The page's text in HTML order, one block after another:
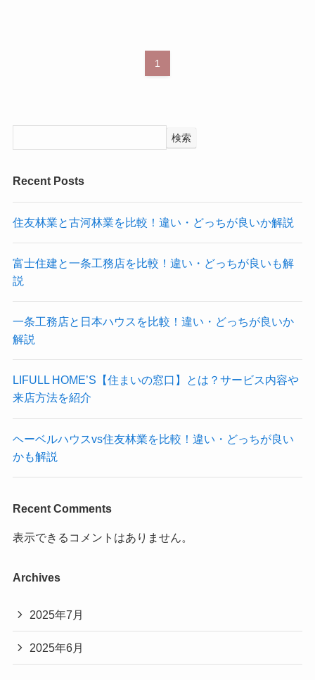
1
検索
Recent Posts
住友林業と古河林業を比較！違い・どっちが良いか解説
富士住建と一条工務店を比較！違い・どっちが良いも解
説
一条工務店と日本ハウスを比較！違い・どっちが良いか
解説
LIFULL HOME’S【住まいの窓口】とは？サービス内容や
来店方法を紹介
ヘーベルハウスvs住友林業を比較！違い・どっちが良い
かも解説
Recent Comments
表示できるコメントはありません。
Archives
2025年7月
2025年6月